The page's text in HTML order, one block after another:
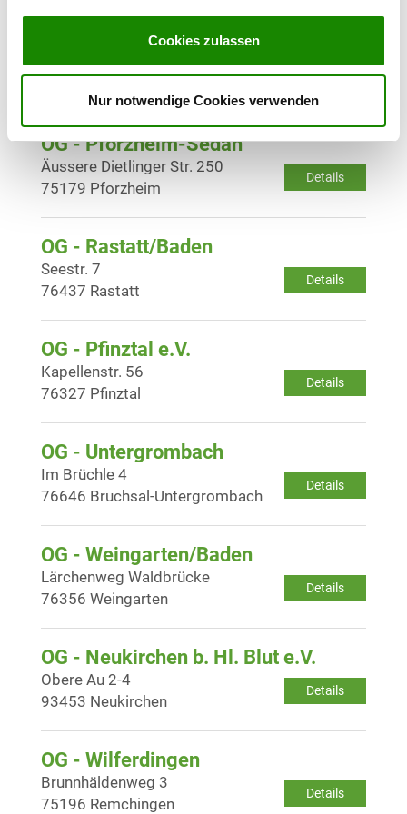
Cookies zulassen
Nur notwendige Cookies verwenden
OG - Oetigheim/Baden
Details
Mühlstr. 69
OG - Pforzheim-Sedan
Details
Äussere Dietlinger Str. 250
75179 Pforzheim
OG - Rastatt/Baden
Details
Seestr. 7
76437 Rastatt
OG - Pfinztal e.V.
Details
Kapellenstr. 56
76327 Pfinztal
OG - Untergrombach
Details
Im Brüchle 4
76646 Bruchsal-Untergrombach
OG - Weingarten/Baden
Details
Lärchenweg Waldbrücke
76356 Weingarten
OG - Neukirchen b. Hl. Blut e.V.
Details
Obere Au 2-4
93453 Neukirchen
OG - Wilferdingen
Details
Brunnhäldenweg 3
75196 Remchingen